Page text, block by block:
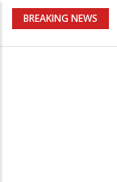
BREAKING NEWS